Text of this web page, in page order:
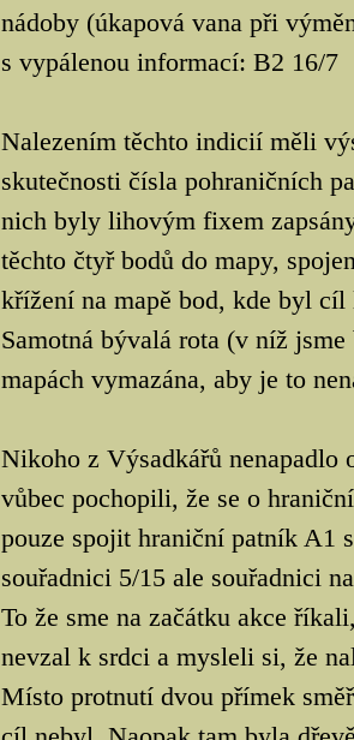
nádoby (úkapová vana při
s vypálenou informací: B2 16/7
Nalezením těchto indicií měli
skutečnosti čísla pohraničních
nich byly lihovým fixem
těchto čtyř bodů do mapy,
křížení na mapě bod, kde byl cíl
Samotná bývalá rota (v níž
mapách vymazána, aby je to
Nikoho z Výsadkářů
vůbec pochopili, že se o
pouze spojit hraniční patník A1
souřadnici 5/15 ale souřadnici
To že sme na začátku akce
nevzal k srdci a mysleli si, že
Místo protnutí dvou přímek